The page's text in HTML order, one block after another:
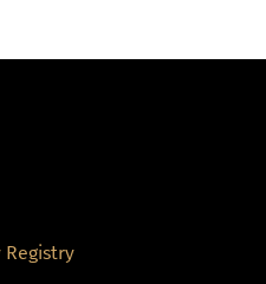
Registry